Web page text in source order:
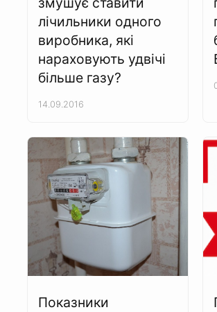
лічильники одного
виробника, які
нараховують удвічі
більше газу?
14.09.2016
Показники